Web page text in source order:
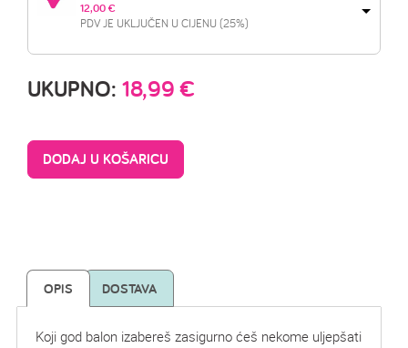
12,00 €
PDV JE UKLJUČEN U CIJENU (25%)
UKUPNO: 18,99€
DODAJ U KOŠARICU
OPIS DOSTAVA
Koji god balon izabereš zasigurno ćeš nekome uljepšati